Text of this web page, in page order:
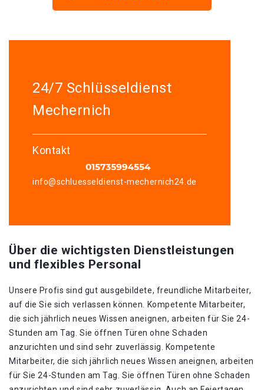
24/7 Schlüsseldienst
Mechernich
Kontakt
info@schluesseldienst-mechernich24.de
Über die wichtigsten Dienstleistungen
und flexibles Personal
Unsere Profis sind gut ausgebildete, freundliche Mitarbeiter,
auf die Sie sich verlassen können. Kompetente Mitarbeiter,
die sich jährlich neues Wissen aneignen, arbeiten für Sie 24-
Stunden am Tag. Sie öffnen Türen ohne Schaden
anzurichten und sind sehr zuverlässig. Kompetente
Mitarbeiter, die sich jährlich neues Wissen aneignen, arbeiten
für Sie 24-Stunden am Tag. Sie öffnen Türen ohne Schaden